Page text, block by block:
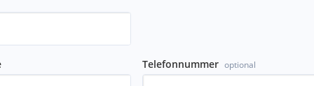
Telefonnummer optional